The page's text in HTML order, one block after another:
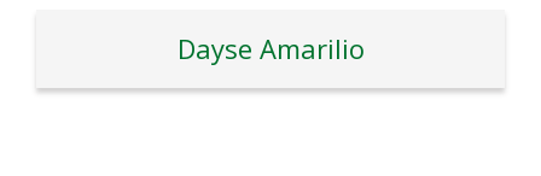
Dayse Amarilio